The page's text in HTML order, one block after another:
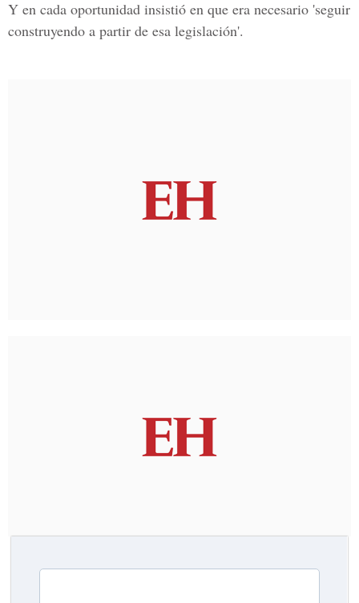
Y en cada oportunidad insistió en que era necesario 'seguir
construyendo a partir de esa legislación'.